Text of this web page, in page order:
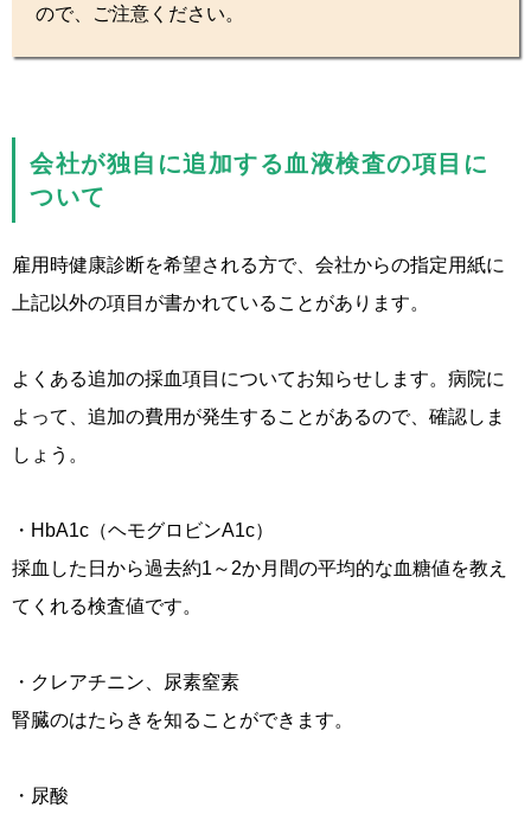
ので、ご注意ください。
会社が独自に追加する血液検査の項目に
ついて
雇用時健康診断を希望される方で、会社からの指定用紙に
上記以外の項目が書かれていることがあります。
よくある追加の採血項目についてお知らせします。病院に
よって、追加の費用が発生することがあるので、確認しま
しょう。
・HbA1c（ヘモグロビンA1c）
採血した日から過去約1～2か月間の平均的な血糖値を教え
てくれる検査値です。
・クレアチニン、尿素窒素
腎臓のはたらきを知ることができます。
・尿酸